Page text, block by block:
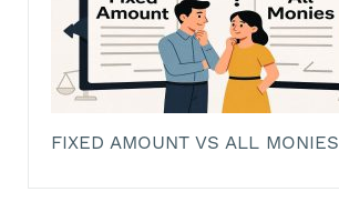
FIXED AMOUNT VS ALL MONIES